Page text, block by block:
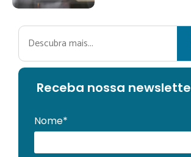
Pesquisar
Receba nossa
Nome*